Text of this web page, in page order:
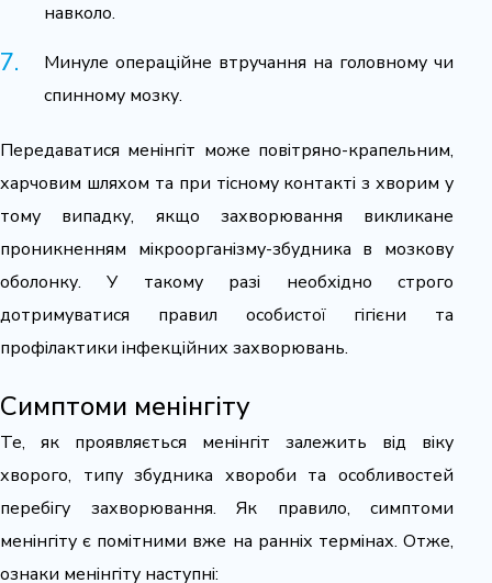
навколо.
Минуле операційне втручання на головному чи
спинному мозку.
Передаватися менінгіт може повітряно-крапельним,
харчовим шляхом та при тісному контакті з хворим у
тому випадку, якщо захворювання викликане
проникненням мікроорганізму-збудника в мозкову
оболонку. У такому разі необхідно строго
дотримуватися правил особистої гігієни та
профілактики інфекційних захворювань.
Симптоми менінгіту
Те, як проявляється менінгіт залежить від віку
хворого, типу збудника хвороби та особливостей
перебігу захворювання. Як правило, симптоми
менінгіту є помітними вже на ранніх термінах. Отже,
ознаки менінгіту наступні: